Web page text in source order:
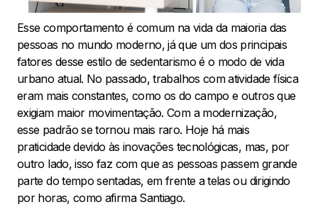
Esse comportamento é comum na vida da maioria das
pessoas no mundo moderno, já que um dos principais
fatores desse estilo de sedentarismo é o modo de vida
urbano atual. No passado, trabalhos com atividade física
eram mais constantes, como os do campo e outros que
exigiam maior movimentação. Com a modernização,
esse padrão se tornou mais raro. Hoje há mais
praticidade devido às inovações tecnológicas, mas, por
outro lado, isso faz com que as pessoas passem grande
parte do tempo sentadas, em frente a telas ou dirigindo
por horas, como afirma Santiago.